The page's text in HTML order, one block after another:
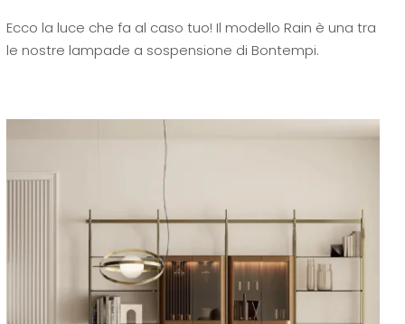
Ecco la luce che fa al caso tuo! Il modello Rain è una tra
le nostre lampade a sospensione di Bontempi.